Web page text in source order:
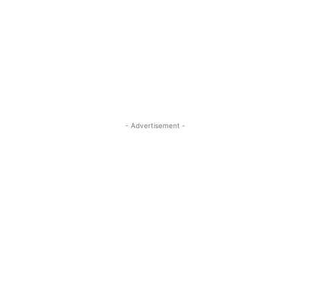
- Advertisement -